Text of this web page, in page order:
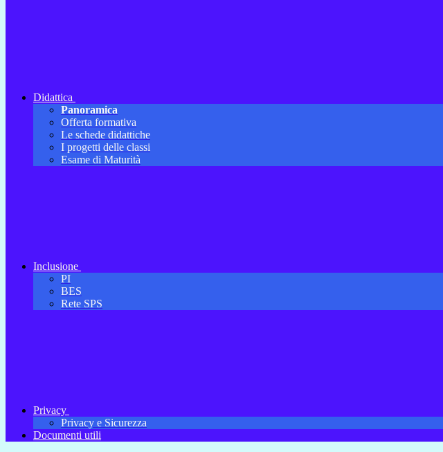
Didattica
Panoramica
Offerta formativa
Le schede didattiche
I progetti delle classi
Esame di Maturità
Inclusione
PI
BES
Rete SPS
Privacy
Privacy e Sicurezza
Documenti utili